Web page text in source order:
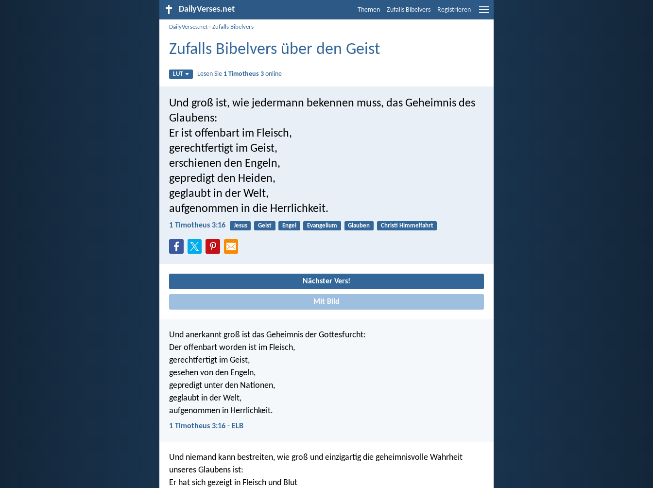
DailyVerses.net Themen Zufalls Bibelvers Registrieren
DailyVerses.net ›Zufalls Bibelvers
Zufalls Bibelvers über den Geist
LUT Lesen Sie 1 Timotheus 3 online
Und groß ist, wie jedermann bekennen muss, das Geheimnis des
Glaubens:
Er ist offenbart im Fleisch,
gerechtfertigt im Geist,
erschienen den Engeln,
gepredigt den Heiden,
geglaubt in der Welt,
aufgenommen in die Herrlichkeit.
1 Timotheus 3:16 Jesus Geist Engel Evangelium Glauben Christi Himmelfahrt
Nächster Vers!
Mit Bild
Und anerkannt groß ist das Geheimnis der Gottesfurcht:
Der offenbart worden ist im Fleisch,
gerechtfertigt im Geist,
gesehen von den Engeln,
gepredigt unter den Nationen,
geglaubt in der Welt,
aufgenommen in Herrlichkeit.
1 Timotheus 3:16 - ELB
Und niemand kann bestreiten, wie groß und einzigartig die geheimnisvolle Wahrheit
unseres Glaubens ist:
Er hat sich gezeigt in Fleisch und Blut